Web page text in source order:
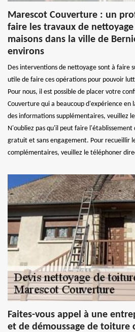
Marescot Couverture : un
faire les travaux de
maisons dans la ville de
environs
Des interventions de nettoyage sont à faire
utile de faire ces opérations pour pouvoir
Pour nous, il est possible de placer votre
Couverture qui a beaucoup d'expérience en
des informations supplémentaires, veuillez
N'oubliez pas qu'il peut faire
gratuit et sans engagement. Pour recueillir
complémentaires, veuillez le téléphoner
Faites-vous appel à une
et de démoussage de toiture